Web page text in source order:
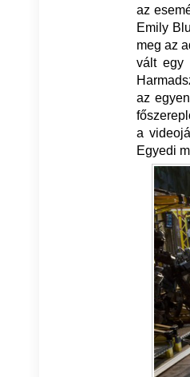
az
Emily
meg az
vált egy
az
a
Egyedi